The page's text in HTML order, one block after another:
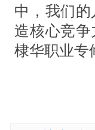
中，我们
造核心竞
棣华职业专